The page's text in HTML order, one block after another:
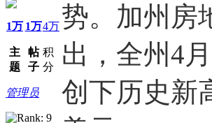
1万
主
题
1万
帖
子
4万
积
分
管理员
势。加州房
出，全州4
创下历史新